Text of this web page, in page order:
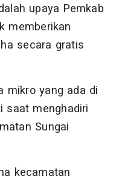
upaya Pemkab
memberikan
secara gratis
mikro yang ada di
saat menghadiri
Sungai
kecamatan